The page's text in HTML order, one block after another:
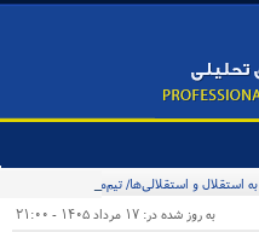
استقلال و استقلالی‌ها/ تیم‌ملی ایران پیشنهاد
به روز شده در: ۱۷ مرداد ۱۴۰۵ - ۲۱:۰۰